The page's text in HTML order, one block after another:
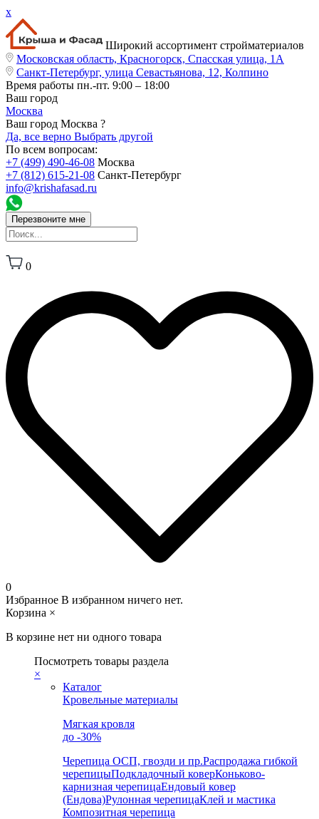
x
Широкий ассортимент стройматериалов
Московская область, Красногорск, Спасская улица, 1А
Санкт-Петербург, улица Севастьянова, 12, Колпино
Время работы пн.-пт. 9:00 – 18:00
Ваш город
Москва
Ваш город Москва ?
Да, все верно Выбрать другой
По всем вопросам:
+7 (499) 490-46-08 Москва
+7 (812) 615-21-08 Санкт-Петербург
info@krishafasad.ru
Перезвоните мне
0
0
Избранное В избранном ничего нет.
Корзина ×
В корзине нет ни одного товара
Посмотреть товары раздела
×
Каталог
Кровельные материалы
Мягкая кровля
до -30%
Черепица ОСП, гвозди и пр.Распродажа гибкой
черепицыПодкладочный коверКоньково-
карнизная черепицаЕндовый ковер
(Ендова)Рулонная черепицаКлей и мастика
Композитная черепица